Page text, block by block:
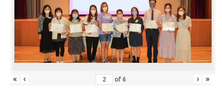
« ‹ of 6 › »